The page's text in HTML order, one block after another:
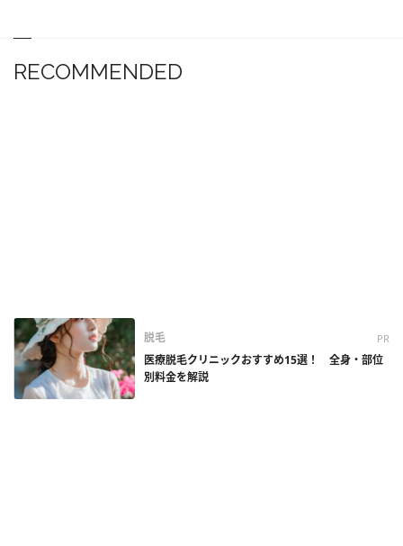
RECOMMENDED
脱毛 PR
医療脱毛クリニックおすすめ15選！ 全身・部位
別料金を解説